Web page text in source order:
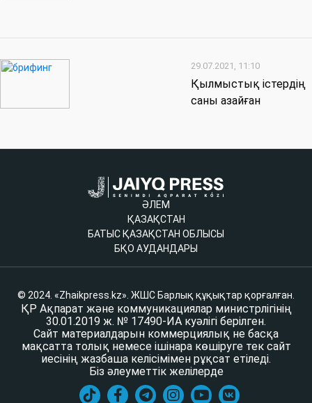
29.07.2021, 11:10
Қылмыстық істердің
саны азайған
ӘЛЕМ
ҚАЗАҚСТАН
БАТЫС ҚАЗАҚСТАН ОБЛЫСЫ
БҚО АУДАНДАРЫ
© 2024. «Zhaikpress.kz». ЖШС Барлық құқықтар қорғалған.
ҚР Ақпарат және коммуникациялар министрлігінің
30.01.2019 ж. № 17490-ИА куәлігі берілген.
Сайт материалдарын коммерциялық не басқа
мақсатта толық немесе ішінара көшіруге тек сайт
иесінің жазбаша келісімімен рұқсат етіледі.
Біз әлеуметтік желілерде